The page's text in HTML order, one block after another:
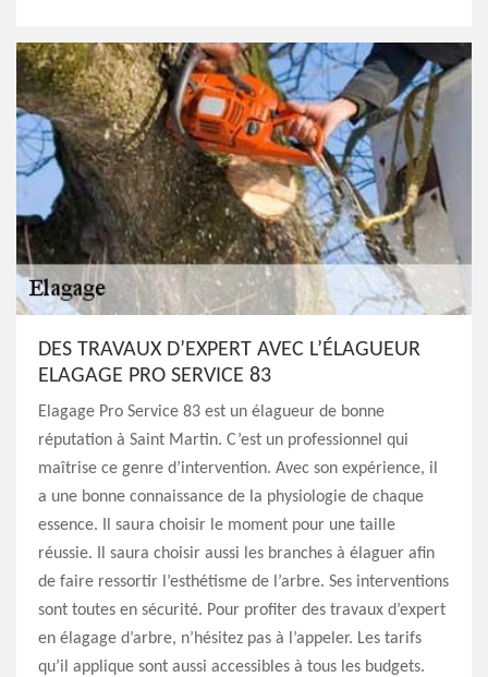
DES TRAVAUX D’EXPERT AVEC L’ÉLAGUEUR
ELAGAGE PRO SERVICE 83
Elagage Pro Service 83 est un élagueur de bonne
réputation à Saint Martin. C’est un professionnel qui
maîtrise ce genre d’intervention. Avec son expérience, il
a une bonne connaissance de la physiologie de chaque
essence. Il saura choisir le moment pour une taille
réussie. Il saura choisir aussi les branches à élaguer afin
de faire ressortir l’esthétisme de l’arbre. Ses interventions
sont toutes en sécurité. Pour profiter des travaux d’expert
en élagage d’arbre, n’hésitez pas à l’appeler. Les tarifs
qu’il applique sont aussi accessibles à tous les budgets.